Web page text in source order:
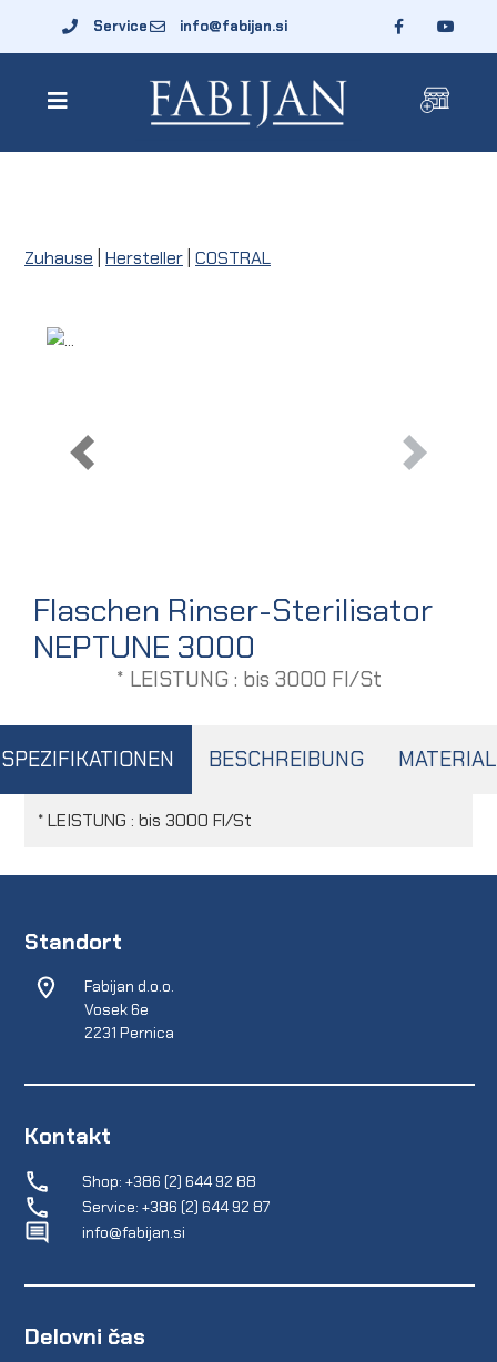
Service info@fabijan.si
Zuhause Hersteller COSTRAL
Flaschen Rinser-Sterilisator
NEPTUNE 3000
* LEISTUNG : bis 3000 Fl/St
SPEZIFIKATIONEN BESCHREIBUNG MATERIAL
* LEISTUNG : bis 3000 Fl/St
Standort
Fabijan d.o.o.
Vosek 6e
2231 Pernica
Kontakt
Shop: +386 (2) 644 92 88
Service: +386 (2) 644 92 87
info@fabijan.si
Delovni čas